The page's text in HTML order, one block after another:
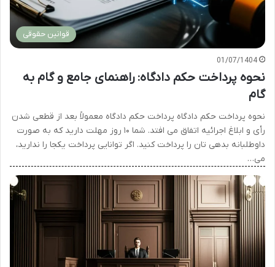
قوانین حقوقی
01/07/1404
نحوه پرداخت حکم دادگاه: راهنمای جامع و گام به
گام
نحوه پرداخت حکم دادگاه پرداخت حکم دادگاه معمولاً بعد از قطعی شدن
رأی و ابلاغ اجرائیه اتفاق می افتد. شما ۱۰ روز مهلت دارید که به صورت
داوطلبانه بدهی تان را پرداخت کنید. اگر توانایی پرداخت یکجا را ندارید،
می…